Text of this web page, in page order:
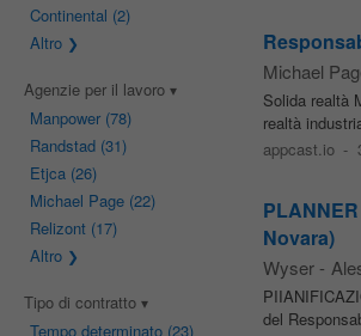
Continental (2)
Altro
Agenzie per il lavoro
Manpower(78)
Randstad(31)
Etjca(26)
Michael Page(22)
Relizont(17)
Altro
Tipo di contratto
Tempo determinato(23)
Michael
Solida realtà
realtà
appcast.io -
Novara)
Wyser -
del